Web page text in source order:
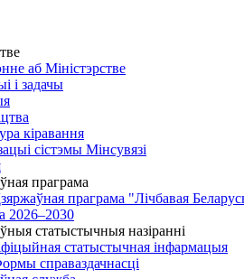
аб Міністэрстве
і задачы
кіравання
сістэмы Мінсувязі
праграма
праграма "Лічбавая
2026–2030
статыстычныя назіранні
статыстычная інфармацыя
справаздачнасці